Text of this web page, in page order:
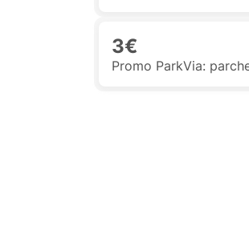
3€
Promo ParkVia: